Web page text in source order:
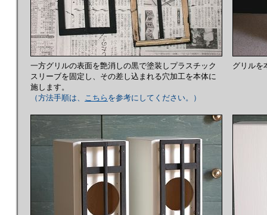
一方グリルの表面を艶消しの黒で塗装しプラスチック
スリーブを固定し、その差し込まれる穴加工を本体に
施します。
（方法手順は、
こちら を参考にしてください。）
グリルを